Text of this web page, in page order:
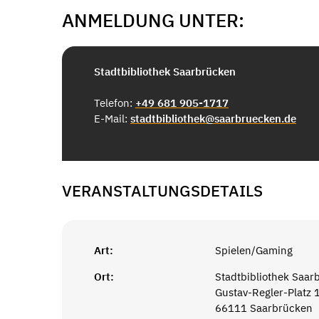
ANMELDUNG UNTER:
Stadtbibliothek Saarbrücken
Telefon: +49 681 905-1717
E-Mail: stadtbibliothek@saarbruecken.de
VERANSTALTUNGSDETAILS
Art:
Spielen/Gaming
Ort:
Stadtbibliothek
Gustav-Regler-Platz
66111 Saarbrücken